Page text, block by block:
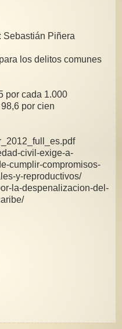
Sebastián Piñera
los delitos comunes
por cada 1.000
por cien
civil-exige-a-
cumplir-compromisos-
y-reproductivos/
la-despenalizacion-del-